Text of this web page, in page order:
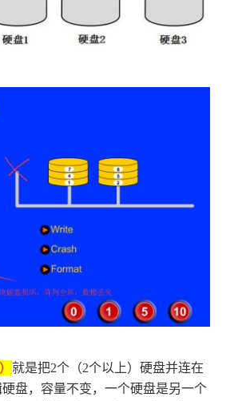
就是把2个（2个以上）硬盘并连在
盘，容量不变，一个硬盘是另一个